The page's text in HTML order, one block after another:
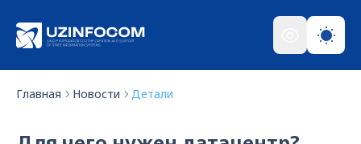
Главная Новости Детали